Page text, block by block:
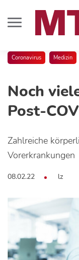
Coronavirus Medizin
Noch
Post-
Zahlreiche
Vorerkrankungen
08.02.22 lz